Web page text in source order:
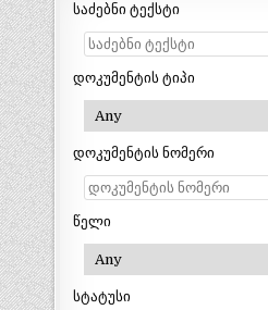
საძებნი ტექსტი
დოკუმენტის ტიპი
დოკუმენტის ნომერი
წელი
სტატუსი